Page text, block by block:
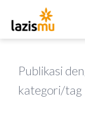
Publikasi
kategori/tag